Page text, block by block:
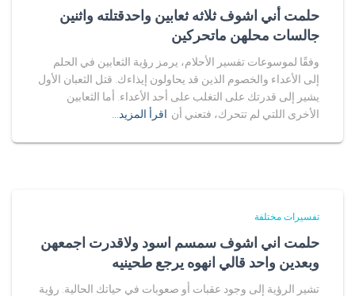
حلمت أني اشوف ثلاثه ثعابين واحدقتلته واثنين
جالسات محلهن ماتحركين
وفقًا لموسوعات تفسير الأحلام، يرمز رؤية الثعابين في الحلم
إلى الأعداء والخصوم الذين قد يحاولون إيذاءك. قتل الثعبان الأول
يشير إلى قدرتك على التغلب على أحد الأعداء. أما الثعابين
الأخرى اللتي لم تتحرك، فتعني أن اقرأ المزيد…
تفسيرات مختلفة
حلمت اني اشوف سمسم اسود ولاقدرت اجمعهن
وبعدين واحد قالي انهوه يرجع طحينيه
تشير الرؤية إلى وجود عقبات أو صعوبات في حياتك الحالية. رؤية